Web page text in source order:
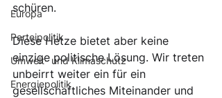
Europa
Parteipolitik
Umwelt- und Klimaschutz
Energiepolitik
schüren.
Diese Hetze bietet aber keine
einzige politische Lösung. Wir treten
unbeirrt weiter ein für ein
gesellschaftliches Miteinander und